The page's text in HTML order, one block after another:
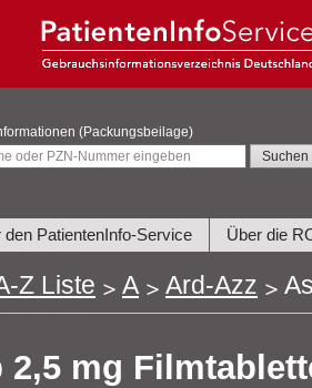
Gebrauchsinformationen (Packungsbeilage)
den PatientenInfo-Service Über die
Z Liste A Ard-Azz
2,5 mg